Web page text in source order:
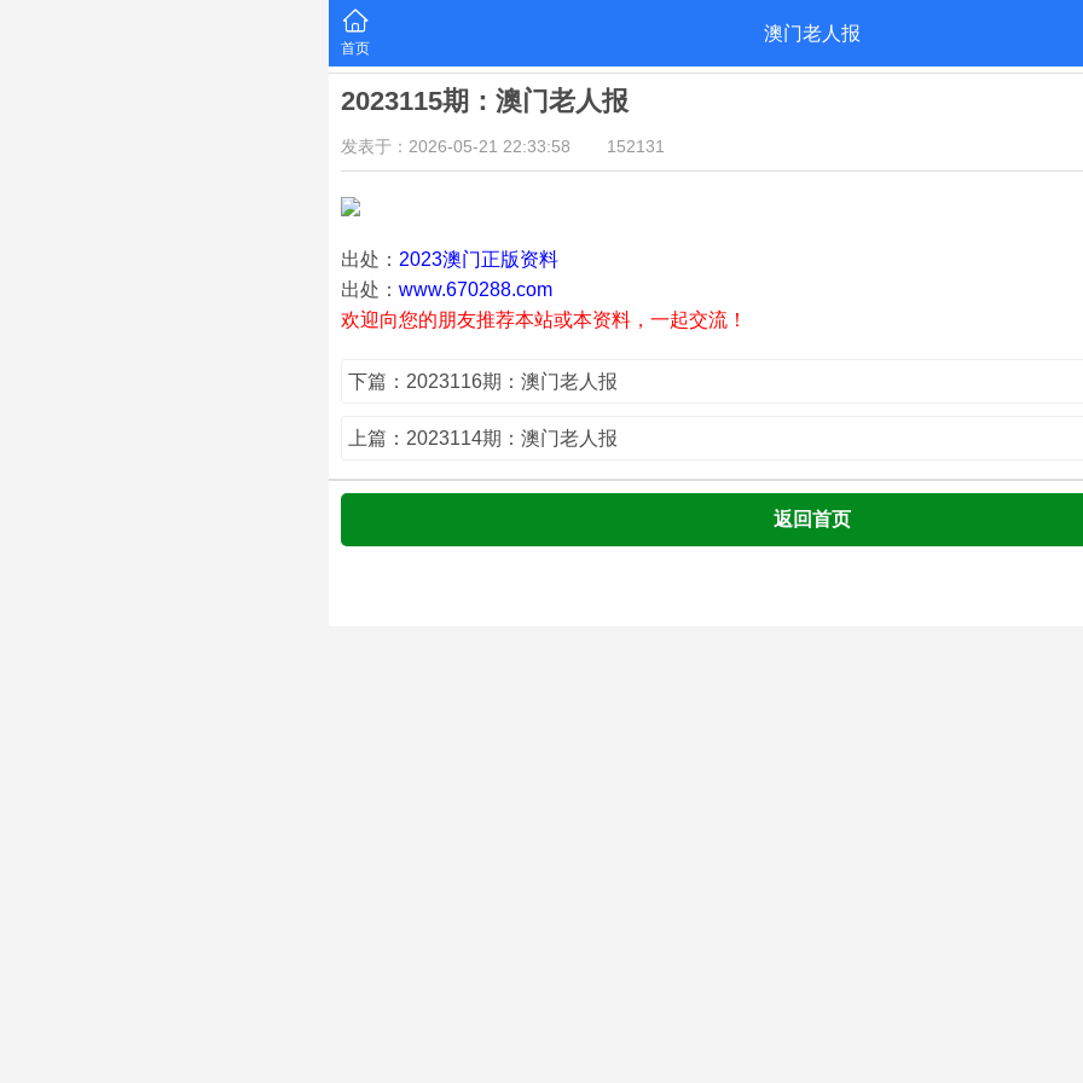
首页
澳门老人报
2023115期：澳门老人报
发表于：2026-05-21 22:33:58 152131
出处： 2023澳门正版资料
出处： www.670288.com
欢迎向您的朋友推荐本站或本资料，一起交流！
下篇：2023116期：澳门老人报
上篇：2023114期：澳门老人报
返回首页